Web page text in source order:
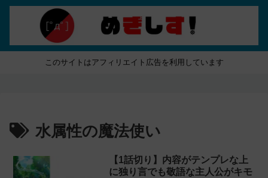
このサイトはアフィリエイト広告を利用しています
水属性の魔法使い
【1話切り】内容がテンプレな上
に独り言でも敬語な主人公がキモ